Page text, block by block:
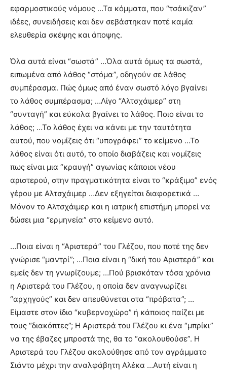
εφαρμοστικούς νόμους …Τα κόμματα, που “τσάκιζαν”
ιδέες, συνειδήσεις και δεν σεβάστηκαν ποτέ καμία
ελευθερία σκέψης και άποψης.
Όλα αυτά είναι “σωστά” …Όλα αυτά όμως τα σωστά,
ειπωμένα από λάθος “στόμα”, οδηγούν σε λάθος
συμπέρασμα. Πώς όμως από έναν σωστό λόγο βγαίνει
το λάθος συμπέρασμα; …Λίγο “Αλτσχάιμερ” στη
“συνταγή” και εύκολα βγαίνει το λάθος. Ποιο είναι το
λάθος; …Το λάθος έχει να κάνει με την ταυτότητα
αυτού, που νομίζεις ότι “υπογράφει” το κείμενο …Το
λάθος είναι ότι αυτό, το οποίο διαβάζεις και νομίζεις
πως είναι μια “κραυγή” αγωνίας κάποιοι νέου
αριστερού, στην πραγματικότητα είναι το “κράξιμο” ενός
γέρου με Αλτσχάιμερ …Δεν εξηγείται διαφορετικά …
Μόνον το Αλτσχάιμερ και η ιατρική επιστήμη μπορεί να
δώσει μια “ερμηνεία” στο κείμενο αυτό.
…Ποια είναι η “Αριστερά” του Γλέζου, που ποτέ της δεν
γνώρισε “μαντρί”; …Ποια είναι η “δική του Αριστερά” και
εμείς δεν τη γνωρίζουμε; …Πού βρισκόταν τόσα χρόνια
η Αριστερά του Γλέζου, η οποία δεν αναγνωρίζει
“αρχηγούς” και δεν απευθύνεται στα “πρόβατα”; …
Είμαστε στον ίδιο “κυβερνοχώρο” ή κάποιος παίζει με
τους “διακόπτες”; Η Αριστερά του Γλέζου κι ένα “μπρίκι”
να της έβαζες μπροστά της, θα το “ακολουθούσε”. Η
Αριστερά του Γλέζου ακολούθησε από τον αγράμματο
Σιάντο μέχρι την αναλφάβητη Αλέκα …Αυτή είναι η